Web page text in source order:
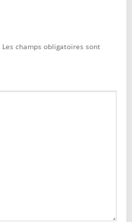
Les champs obligatoires sont